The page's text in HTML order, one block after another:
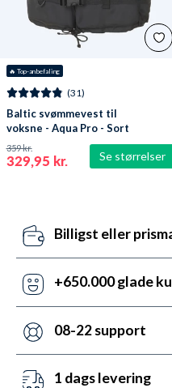
🔥 Top-anbefaling
Se størrelser
(31)
Baltic svømmevest til
voksne - Aqua Pro - Sort
329,95 kr.
359 kr.
Billigst eller
Vores pris-robotter
priser ift.
+650.000 glade
Med +6 år i
nogen andre med
08-22 support
Vi er sat i verden for
kundeservice åben
1 dags levering